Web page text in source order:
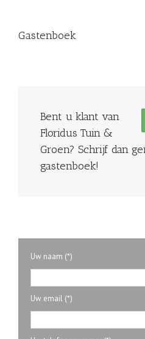
Gastenboek
Klaas
hovenierswerk blijf ik ook de
Bent u klant van
Floridus Tuin &
Groen? Schrijf dan
gastenboek!
Uw naam (*)
Uw email (*)